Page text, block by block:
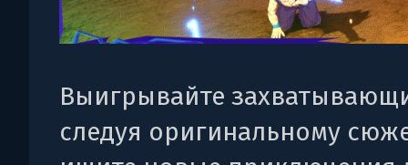
Выигрывайте
следуя оригинальному